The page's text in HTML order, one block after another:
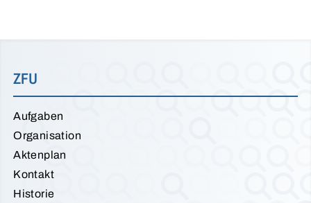
ZFU
Aufgaben
Organisation
Aktenplan
Kontakt
Historie